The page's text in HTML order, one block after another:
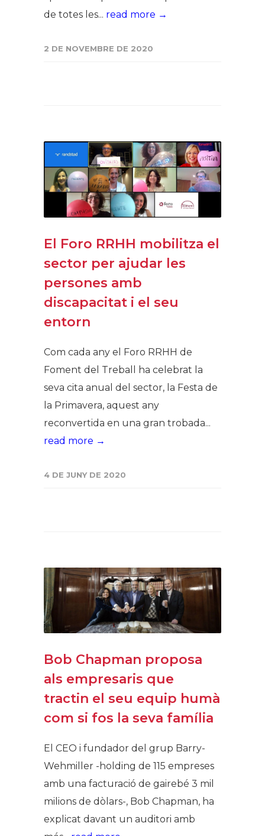
de totes les... read more →
2 DE NOVEMBRE DE 2020
El Foro RRHH mobilitza el
sector per ajudar les
persones amb
discapacitat i el seu
entorn
Com cada any el Foro RRHH de
Foment del Treball ha celebrat la
seva cita anual del sector, la Festa de
la Primavera, aquest any
reconvertida en una gran trobada...
read more →
4 DE JUNY DE 2020
Bob Chapman proposa
als empresaris que
tractin el seu equip humà
com si fos la seva família
El CEO i fundador del grup Barry-
Wehmiller -holding de 115 empreses
amb una facturació de gairebé 3 mil
milions de dòlars-, Bob Chapman, ha
explicat davant un auditori amb